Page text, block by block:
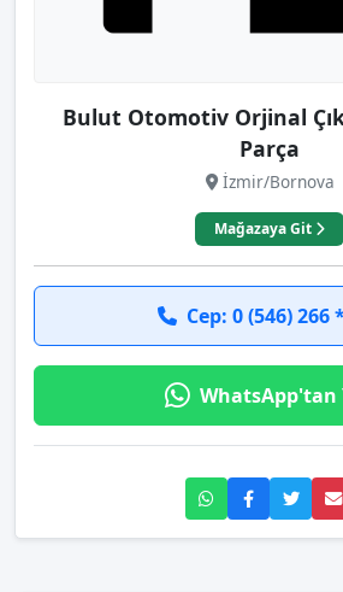
Bulut Otomotiv Orjinal
Parça
İzmir/Bornova
Mağazaya Git
Cep: 0 (546)
WhatsApp'tan